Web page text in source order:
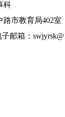
科
教育局402室；
子邮箱：